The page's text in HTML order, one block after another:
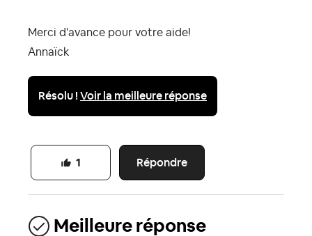
Merci d'avance pour votre aide!
Annaïck
Résolu !Voir la meilleure réponse
Répondre
1
Meilleure réponse